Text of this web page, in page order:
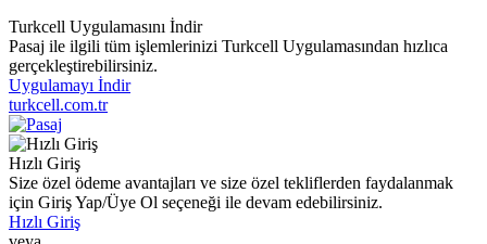
Turkcell Uygulamasını İndir
Pasaj ile ilgili tüm işlemlerinizi Turkcell Uygulamasından hızlıca
gerçekleştirebilirsiniz.
Uygulamayı İndir
turkcell.com.tr
Hızlı Giriş
Size özel ödeme avantajları ve size özel tekliflerden faydalanmak
için Giriş Yap/Üye Ol seçeneği ile devam edebilirsiniz.
Hızlı Giriş